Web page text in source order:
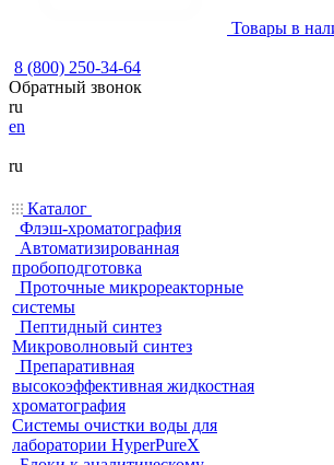
Товары в
8 (800) 250-34-64
Обратный звонок
ru
en
ru
Каталог
Флэш-хроматография
Автоматизированная
пробоподготовка
Проточные микрореакторные
системы
Пептидный синтез
Микроволновый синтез
Препаративная
высокоэффективная жидкостная
хроматография
Системы очистки воды для
лаборатории HyperPureX